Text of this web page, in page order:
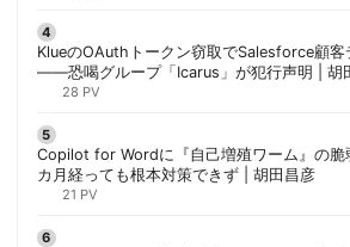
KlueのOAuthトークン窃取でSalesforce顧客
——恐喝グループ「Icarus」が犯行声明 | 胡
28 PV
Copilot for Wordに『自己増殖ワーム』の
カ月経っても根本対策できず | 胡田昌彦
21 PV